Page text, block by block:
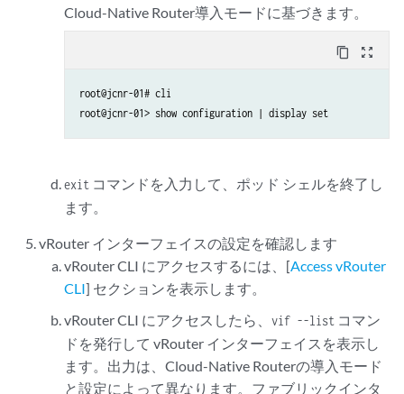
Cloud-Native Router導入モードに基づきます。
content_copy zoom_out_map
root@jcnr-01# cli
root@jcnr-01> show configuration | display set
exitコマンドを入力して、ポッド シェルを終了し
ます。
vRouter インターフェイスの設定を確認します
vRouter CLI にアクセスするには、[Access vRouter
CLI] セクションを表示します。
vRouter CLI にアクセスしたら、 vif --listコマン
ドを発行して vRouter インターフェイスを表示し
ます。出力は、Cloud-Native Routerの導入モード
と設定によって異なります。ファブリックインタ